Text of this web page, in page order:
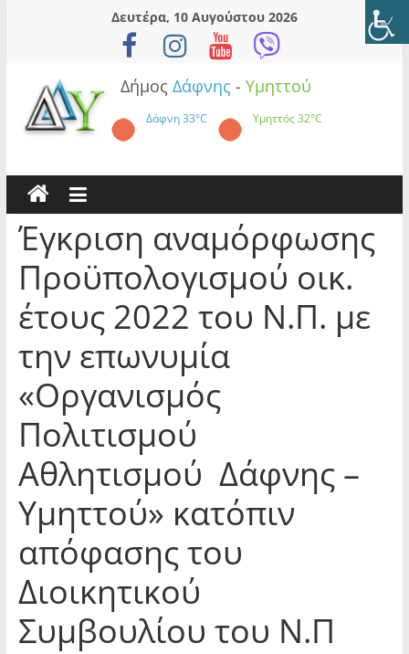
Δευτέρα, 10 Αυγούστου 2026
Δήμος Δάφνης - Υμηττού
Δάφνη33°C Υμηττός32°C
Έγκριση αναμόρφωσης
Προϋπολογισμού οικ.
έτους 2022 του Ν.Π. με
την επωνυμία
«Οργανισμός
Πολιτισμού
Αθλητισμού Δάφνης –
Υμηττού» κατόπιν
απόφασης του
Διοικητικού
Συμβουλίου του Ν.Π